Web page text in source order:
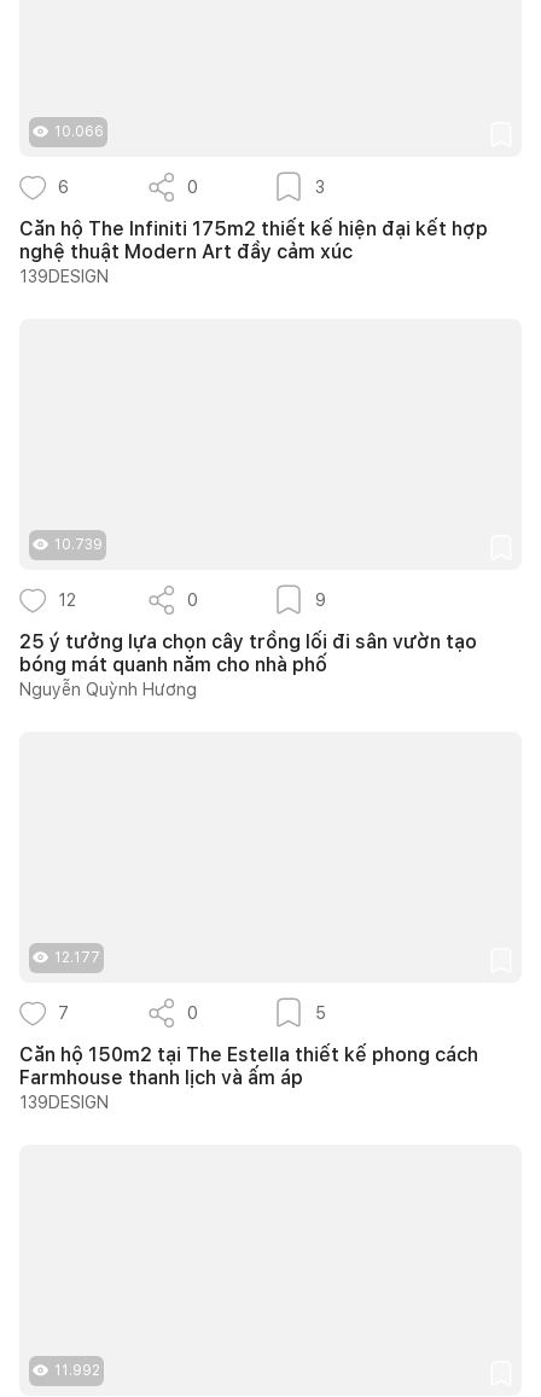
10.066
6 0 3
Căn hộ The Infiniti 175m2 thiết kế hiện đại kết hợp
nghệ thuật Modern Art đầy cảm xúc
139DESIGN
10.739
12 0 9
25 ý tưởng lựa chọn cây trồng lối đi sân vườn tạo
bóng mát quanh năm cho nhà phố
Nguyễn Quỳnh Hương
12.177
7 0 5
Căn hộ 150m2 tại The Estella thiết kế phong cách
Farmhouse thanh lịch và ấm áp
139DESIGN
11.992